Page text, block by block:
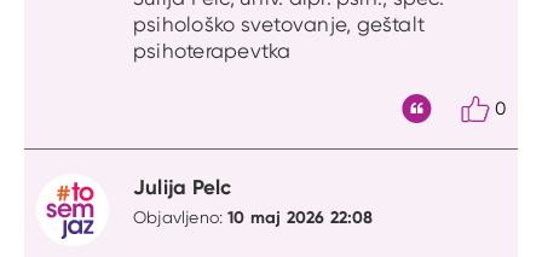
psihološko svetovanje, geštalt
psihoterapevtka
0
Julija Pelc
Objavljeno:10 maj 2026 22:08